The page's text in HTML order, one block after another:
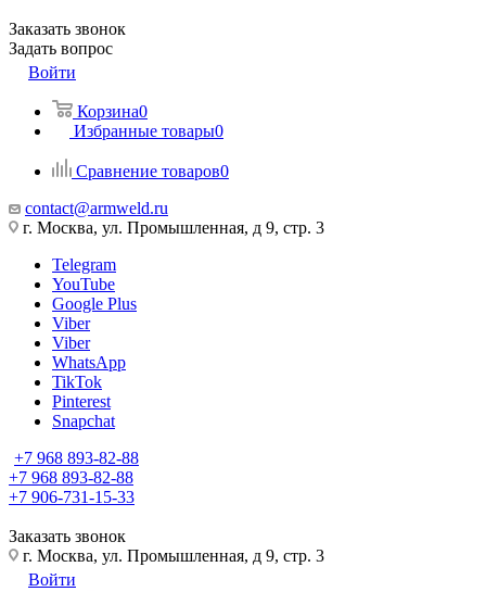
Заказать звонок
Задать вопрос
Войти
Корзина0
Избранные товары0
Сравнение товаров0
contact@armweld.ru
г. Москва, ул. Промышленная, д 9, стр. 3
Telegram
YouTube
Google Plus
Viber
Viber
WhatsApp
TikTok
Pinterest
Snapchat
+7 968 893-82-88
+7 968 893-82-88
+7 906-731-15-33
Заказать звонок
г. Москва, ул. Промышленная, д 9, стр. 3
Войти